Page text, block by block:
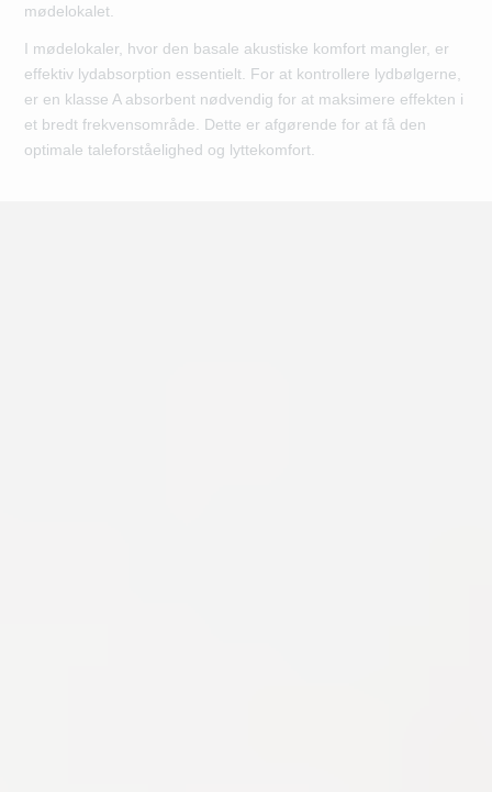
mødelokalet.
I mødelokaler, hvor den basale akustiske komfort mangler, er
effektiv lydabsorption essentielt. For at kontrollere lydbølgerne,
er en klasse A absorbent nødvendig for at maksimere effekten i
et bredt frekvensområde. Dette er afgørende for at få den
optimale taleforståelighed og lyttekomfort.